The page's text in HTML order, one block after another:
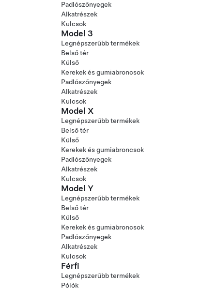
Padlószőnyegek
Alkatrészek
Kulcsok
Model 3
Legnépszerűbb termékek
Belső tér
Külső
Kerekek és gumiabroncsok
Padlószőnyegek
Alkatrészek
Kulcsok
Model X
Legnépszerűbb termékek
Belső tér
Külső
Kerekek és gumiabroncsok
Padlószőnyegek
Alkatrészek
Kulcsok
Model Y
Legnépszerűbb termékek
Belső tér
Külső
Kerekek és gumiabroncsok
Padlószőnyegek
Alkatrészek
Kulcsok
Férfi
Legnépszerűbb termékek
Pólók